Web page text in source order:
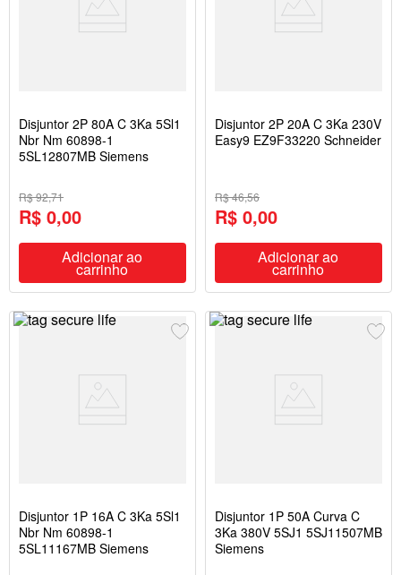
Disjuntor 2P 80A C 3Ka 5Sl1
Nbr Nm 60898-1
5SL12807MB Siemens
R$ 92,71
R$ 0,00
Adicionar ao
carrinho
Disjuntor 2P 20A C 3Ka 230V
Easy9 EZ9F33220 Schneider
R$ 46,56
R$ 0,00
Adicionar ao
carrinho
Disjuntor 1P 16A C 3Ka 5Sl1
Nbr Nm 60898-1
5SL11167MB Siemens
Disjuntor 1P 50A Curva C
3Ka 380V 5SJ1 5SJ11507MB
Siemens